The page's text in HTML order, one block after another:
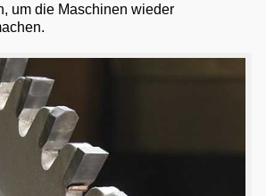
um die Maschinen wieder